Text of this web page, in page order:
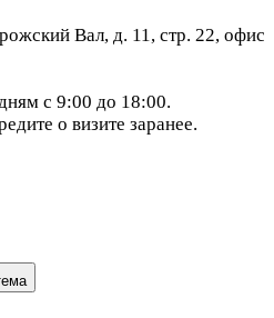
Вал, д. 11, стр. 22, офис
с 9:00 до 18:00.
о визите заранее.